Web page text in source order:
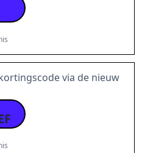
via de nieuw